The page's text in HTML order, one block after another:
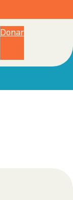
Donar